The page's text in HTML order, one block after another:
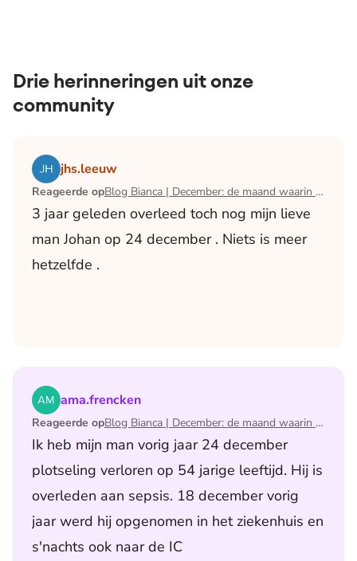
Drie herinneringen uit onze
community
jhs.leeuw
Reageerde op Blog Bianca | December: de maand waarin ik mijn man verloor
3 jaar geleden overleed toch nog mijn lieve
man Johan op 24 december . Niets is meer
hetzelfde .
Lees het artikel Blog Bianca | December: de maand
ama.frencken
Reageerde op Blog Bianca | December: de maand waarin ik mijn man verloor
Ik heb mijn man vorig jaar 24 december
plotseling verloren op 54 jarige leeftijd. Hij is
overleden aan sepsis. 18 december vorig
jaar werd hij opgenomen in het ziekenhuis en
s'nachts ook naar de IC
Lees het artikel Blog Bianca | December: de maand